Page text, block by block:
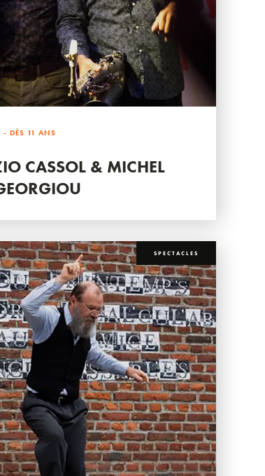
- DÈS 11 ANS
CASSOL & MICHEL
SPECTACLES